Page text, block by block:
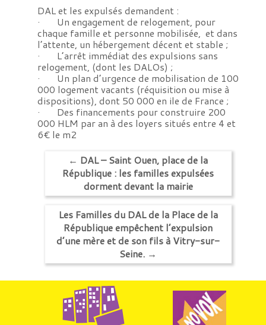
DAL et les expulsés demandent :
· Un engagement de relogement, pour
chaque famille et personne mobilisée, et dans
l’attente, un hébergement décent et stable ;
· L’arrêt immédiat des expulsions sans
relogement, (dont les DALOs) ;
· Un plan d’urgence de mobilisation de 100
000 logement vacants (réquisition ou mise à
dispositions), dont 50 000 en ile de France ;
· Des financements pour construire 200
000 HLM par an à des loyers situés entre 4 et
6€ le m2
← DAL – Saint Ouen, place de la
République : les familles expulsées
dorment devant la mairie
Les Familles du DAL de la Place de la
République empêchent l’expulsion
d’une mère et de son fils à Vitry-sur-
Seine. →